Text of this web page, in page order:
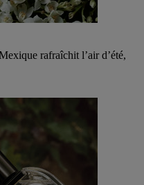
rafraîchit l’air d’été,